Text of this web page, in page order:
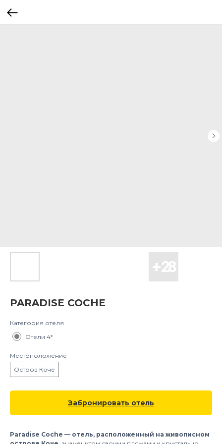
PARADISE COCHE
Категория отеля
Отели 4*
Местоположение
Остров Коче
Забронировать отель
Paradise Coche — отель, расположенный на живописном